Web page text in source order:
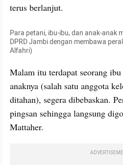
terus berlanjut.
Para petani, ibu-ibu, dan anak-anak
DPRD Jambi dengan membawa
Alfahri)
Malam itu terdapat seorang
anaknya (salah satu anggota
ditahan), segera dibebaskan.
pingsan sehingga langsung
Mattaher.